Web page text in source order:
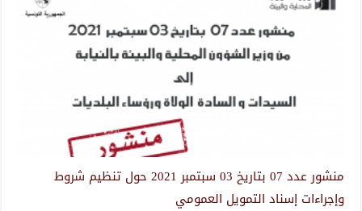
منشور عدد 07 بتاريخ 03 سبتمبر 2021 حول تنظيم شروط
وإجراءات إسناد التمويل العمومي